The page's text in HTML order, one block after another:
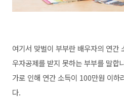
여기서 맞벌이 부부란 배우자의 연간
우자공제를 받지 못하는 부부를 말합
가로 인해 연간 소득이 100만원 이하
다.